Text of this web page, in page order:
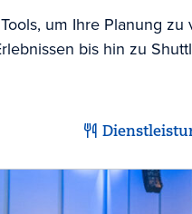
um Ihre Planung
bis hin zu